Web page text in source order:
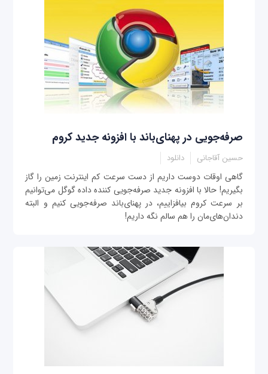
صرفه‌جویی در پهنای‌باند با افزونه جدید کروم
حسین آقاجانی دانلود
گاهی اوقات دوست داریم از دست سرعت کم اینترنت زمین را گاز
بگیریم! حالا با افزونه جدید صرفه‌جویی کننده داده‌ گوگل می‌توانیم
بر سرعت کروم بیافزاییم، در پهنای‌باند صرفه‌جویی کنیم و البته
دندان‌های‌مان را هم سالم نگه داریم!